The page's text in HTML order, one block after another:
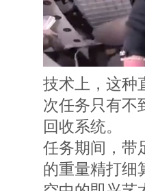
技术上，这种
次任务只有不
回收系统。
任务期间，带
的重量精打细